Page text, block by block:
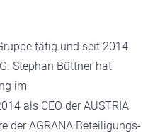
tätig und seit 2014
Stephan Büttner hat
im
als CEO der AUSTRIA
der AGRANA Beteiligungs-